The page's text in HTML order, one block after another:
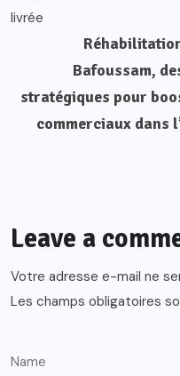
Bafoussam,
stratégiques pour
commerciaux dans
Leave a
Votre adresse e-mail ne
Les champs obligatoires